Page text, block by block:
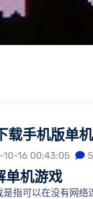
载手机版单
10-16 00:43:05
单机游戏
是指可以在没有网络